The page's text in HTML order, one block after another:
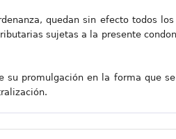
quedan sin efecto todos
sujetas a la presente
su promulgación en la forma que